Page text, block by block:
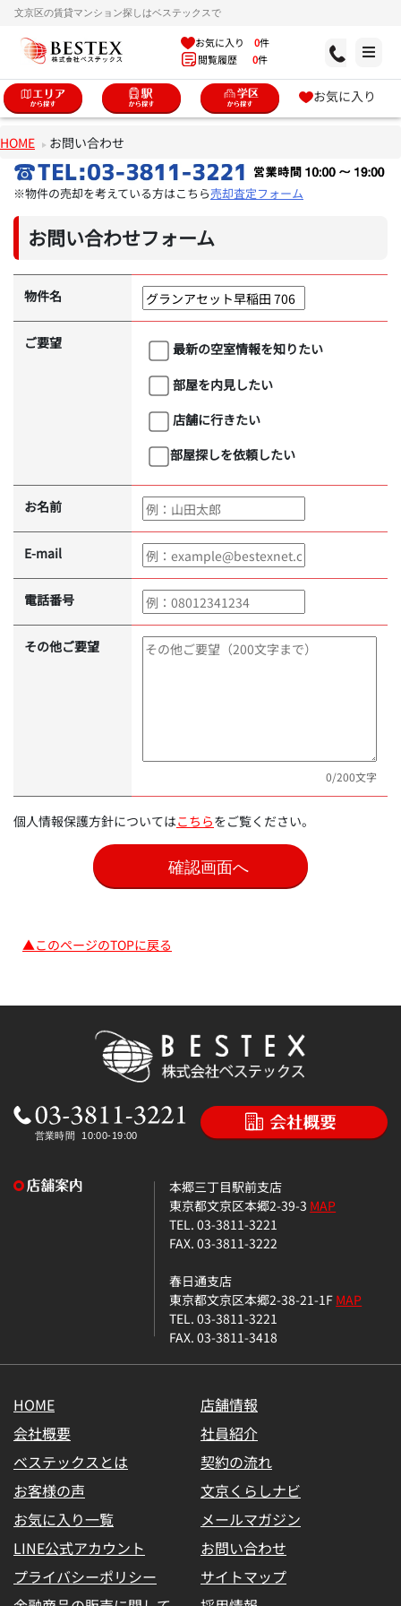
文京区の賃貸マンション探しはベステックスで
お気に入り 0件
閲覧履歴 0件
お気に入り
HOME お問い合わせ
※物件の売却を考えている方はこちら売却査定フォーム
お問い合わせフォーム
物件名
ご要望
最新の空室情報を知りたい
部屋を内見したい
店舗に行きたい
部屋探しを依頼したい
お名前
E-mail
電話番号
その他ご要望
0/200文字
個人情報保護方針についてはこちらをご覧ください。
▲このページのTOPに戻る
本郷三丁目駅前支店
東京都文京区本郷2-39-3 MAP
TEL. 03-3811-3221
FAX. 03-3811-3222
春日通支店
東京都文京区本郷2-38-21-1FMAP
TEL. 03-3811-3221
FAX. 03-3811-3418
HOME
店舗情報
会社概要
社員紹介
ベステックスとは
契約の流れ
お客様の声
文京くらしナビ
お気に入り一覧
メールマガジン
LINE公式アカウント
お問い合わせ
プライバシーポリシー
サイトマップ